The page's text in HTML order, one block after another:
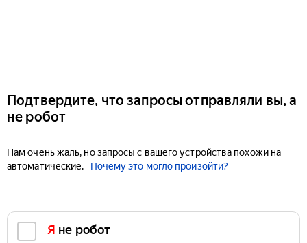
Подтвердите, что запросы отправляли вы, а
не робот
Нам очень жаль, но запросы с вашего устройства похожи на
автоматические.
Почему это могло произойти?
Я не робот